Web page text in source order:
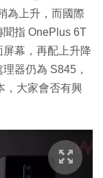
為上升，而國際
指 OnePlus 6T
幕，再配上升降
器仍為 S845，
，大家會否有興